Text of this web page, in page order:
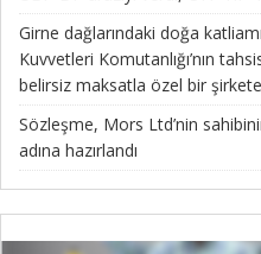
Girne dağlarındaki doğa
Kuvvetleri Komutanlığı’nın
belirsiz maksatla özel bir
Sözleşme, Mors Ltd’nin
adına hazırlandı